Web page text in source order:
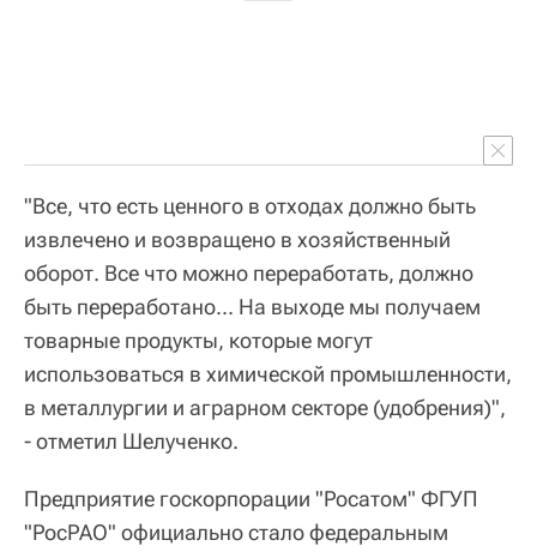
"Все, что есть ценного в отходах должно быть
извлечено и возвращено в хозяйственный
оборот. Все что можно переработать, должно
быть переработано... На выходе мы получаем
товарные продукты, которые могут
использоваться в химической промышленности,
в металлургии и аграрном секторе (удобрения)",
- отметил Шелученко.
Предприятие госкорпорации "Росатом" ФГУП
"РосРАО" официально стало федеральным